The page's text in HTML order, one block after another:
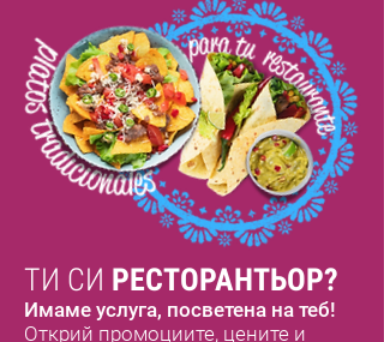
ТИ СИ РЕСТОРАНТЬОР?
Имаме услуга, посветена на теб!
Открий промоциите, цените и